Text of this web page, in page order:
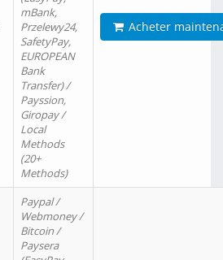
mBank,
Przelewy24,
SafetyPay,
EUROPEAN
Bank
Transfer) /
Payssion,
Giropay /
Local
Methods
(20+
Methods)
Acheter
Paypal /
Webmoney /
Bitcoin /
Paysera